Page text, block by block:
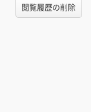
閲覧履歴の削除